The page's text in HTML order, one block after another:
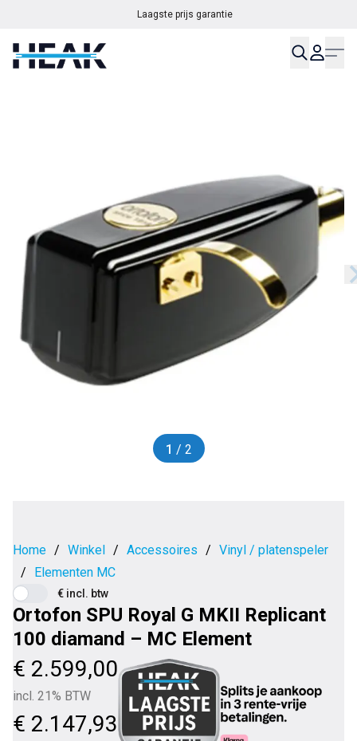
Laagste prijs garantie
1 / 2
Home / Winkel / Accessoires / Vinyl / platenspeler
/
Elementen MC
€ incl. btw
Ortofon SPU Royal G MKII Replicant
100 diamand – MC Element
€ 2.599,00
incl. 21% BTW
€ 2.147,93